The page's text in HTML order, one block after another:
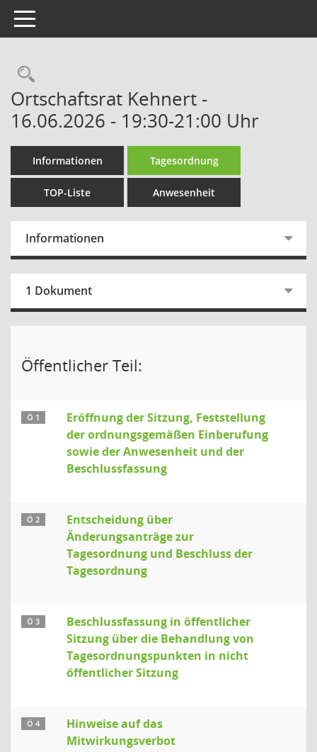
Toggle navigation
Rechercheauswahl
Ortschaftsrat Kehnert -
16.06.2026 - 19:30-21:00 Uhr
Informationen Tagesordnung
TOP-Liste Anwesenheit
Informationen
1 Dokument
Öffentlicher Teil:
Ö 1
Eröffnung der Sitzung, Feststellung
der ordnungsgemäßen Einberufung
sowie der Anwesenheit und der
Beschlussfassung
Ö 2
Entscheidung über
Änderungsanträge zur
Tagesordnung und Beschluss der
Tagesordnung
Ö 3
Beschlussfassung in öffentlicher
Sitzung über die Behandlung von
Tagesordnungspunkten in nicht
öffentlicher Sitzung
Ö 4
Hinweise auf das
Mitwirkungsverbot